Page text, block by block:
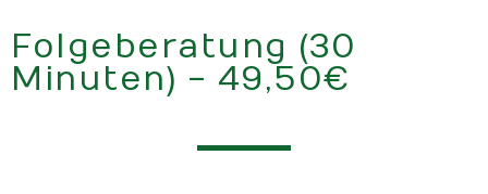
Folgeberatung (30
Minuten) - 49,50€